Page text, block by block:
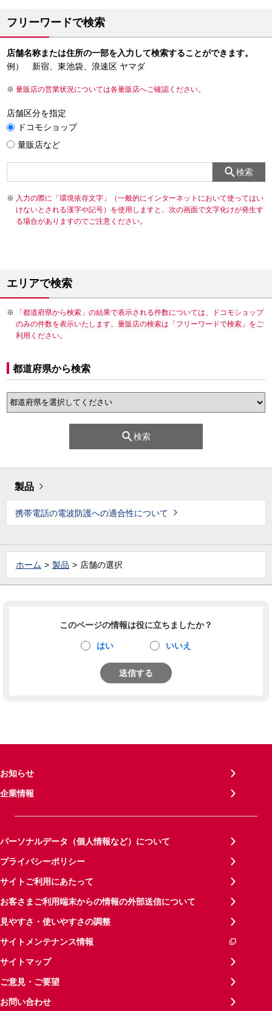
フリーワードで検索
店舗名称または住所の一部を入力して検索することができます。
例） 新宿、東池袋、浪速区 ヤマダ
量販店の営業状況については各量販店へご確認ください。
店舗区分を指定
ドコモショップ
量販店など
検索
入力の際に「環境依存文字」（一般的にインターネットにおいて使ってはい
けないとされる漢字や記号）を使用しますと、次の画面で文字化けが発生す
る場合がありますのでご注意ください。
エリアで検索
「都道府県から検索」の結果で表示される件数については、ドコモショップ
のみの件数を表示いたします。量販店の検索は「フリーワードで検索」をご
利用ください。
都道府県から検索
検索
製品
携帯電話の電波防護への適合性について
ホーム 製品 店舗の選択
このページの情報は役に立ちましたか？
はい いいえ
送信する
お知らせ
企業情報
パーソナルデータ（個人情報など）について
プライバシーポリシー
サイトご利用にあたって
お客さまご利用端末からの情報の外部送信について
見やすさ・使いやすさの調整
サイトメンテナンス情報
サイトマップ
ご意見・ご要望
お問い合わせ